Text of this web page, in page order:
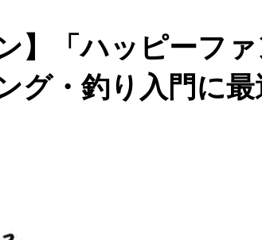
】「ハッピーフ
グ・釣り入門に